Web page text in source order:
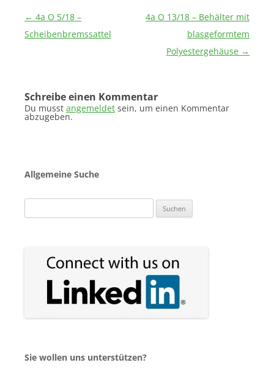
Beitragsnavigation
← 4a O 5/18 –
Scheibenbremssattel
4a O 13/18 – Behälter mit
blasgeformtem
Polyestergehäuse →
Schreibe einen Kommentar
Du musst angemeldet sein, um einen Kommentar
abzugeben.
Allgemeine Suche
nach:
Sie wollen uns unterstützen?